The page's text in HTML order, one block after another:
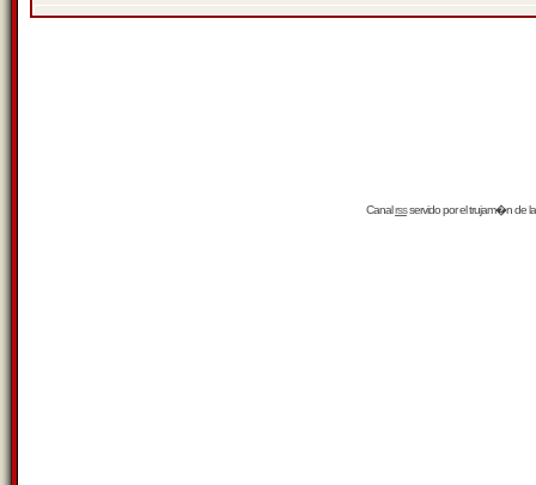
Canalrssservido por eltrujam�nde